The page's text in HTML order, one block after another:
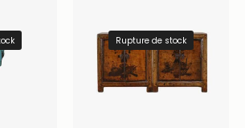
Rupture de stock